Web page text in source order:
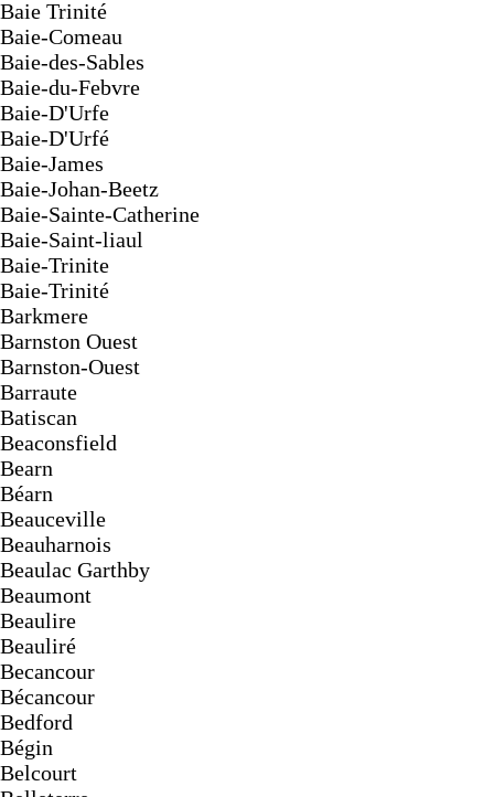
Baie Trinité
Baie-Comeau
Baie-des-Sables
Baie-du-Febvre
Baie-D'Urfe
Baie-D'Urfé
Baie-James
Baie-Johan-Beetz
Baie-Sainte-Catherine
Baie-Saint-liaul
Baie-Trinite
Baie-Trinité
Barkmere
Barnston Ouest
Barnston-Ouest
Barraute
Batiscan
Beaconsfield
Bearn
Béarn
Beauceville
Beauharnois
Beaulac Garthby
Beaumont
Beaulire
Beauliré
Becancour
Bécancour
Bedford
Bégin
Belcourt